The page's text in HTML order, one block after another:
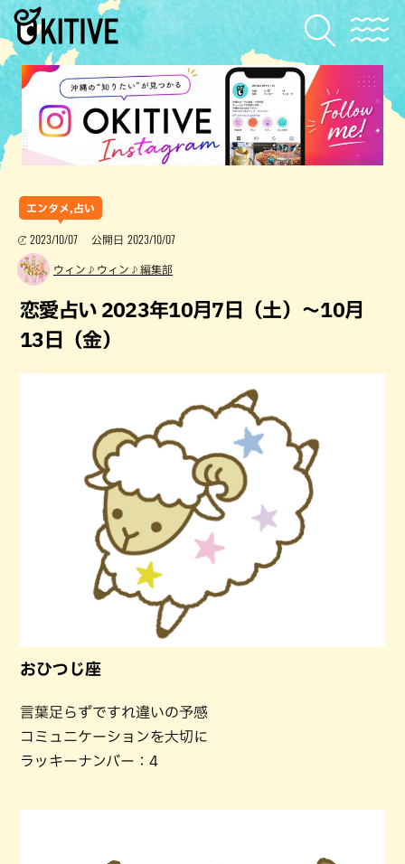
エンタメ,占い
2023/10/07 公開日 2023/10/07
ウィン♪ウィン♪編集部
恋愛占い 2023年10月7日（土）～10月
13日（金）
おひつじ座
言葉足らずですれ違いの予感
コミュニケーションを大切に
ラッキーナンバー：4